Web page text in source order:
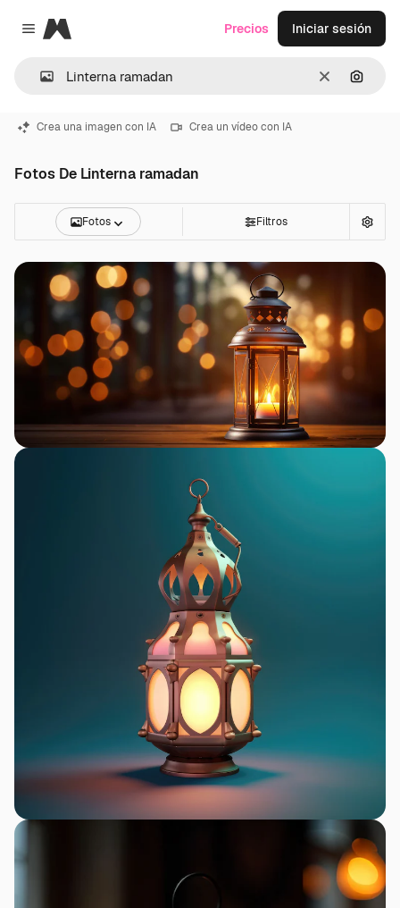
Close menu
Magnific
Borrar
Precios Iniciar sesión
Crea una imagen con IA Crea un vídeo con IA
Fotos De Linterna ramadan
Fotos Filtros